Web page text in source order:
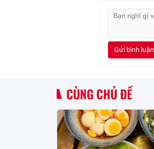
Gửi bình luận
CÙNG CHỦ ĐỀ